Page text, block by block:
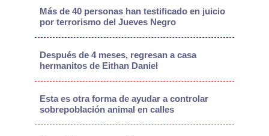
Más de 40 personas han testificado en juicio
por terrorismo del Jueves Negro
Después de 4 meses, regresan a casa
hermanitos de Eithan Daniel
Esta es otra forma de ayudar a controlar
sobrepoblación animal en calles